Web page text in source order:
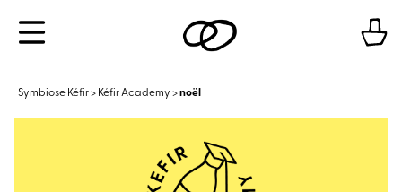
Symbiose Kéfir> Kéfir Academy >noël